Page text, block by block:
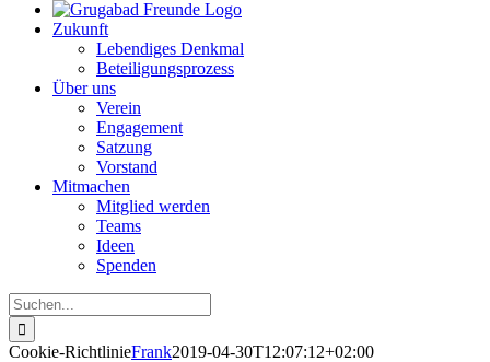
Zukunft
Lebendiges Denkmal
Beteiligungsprozess
Über uns
Verein
Engagement
Satzung
Vorstand
Mitmachen
Mitglied werden
Teams
Ideen
Spenden
Suche
nach:
Cookie-RichtlinieFrank2019-04-30T12:07:12+02:00